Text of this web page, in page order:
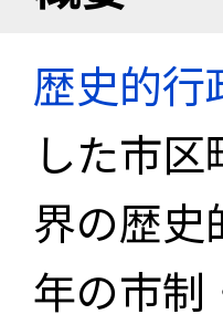
歴史的行
した市
界の歴史
年の市制